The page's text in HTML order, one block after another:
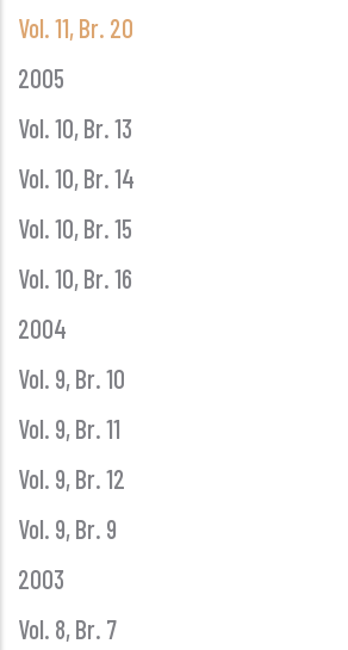
Vol. 11, Br. 20
2005
Vol. 10, Br. 13
Vol. 10, Br. 14
Vol. 10, Br. 15
Vol. 10, Br. 16
2004
Vol. 9, Br. 10
Vol. 9, Br. 11
Vol. 9, Br. 12
Vol. 9, Br. 9
2003
Vol. 8, Br. 7